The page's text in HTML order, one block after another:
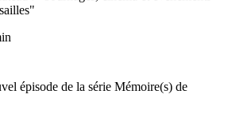
épisode de la série Mémoire(s) de